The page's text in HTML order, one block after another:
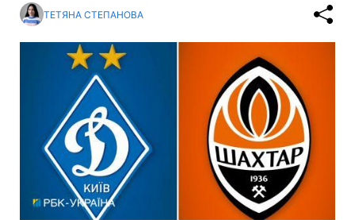
ТЕТЯНА СТЕПАНОВА